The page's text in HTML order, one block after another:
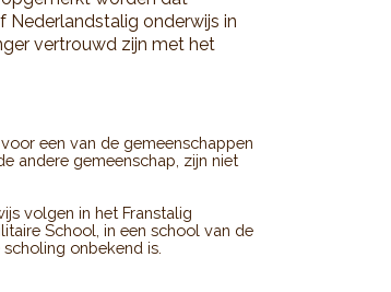
Nederlandstalig onderwijs in
vertrouwd zijn met het
een van de gemeenschappen
andere gemeenschap, zijn niet
volgen in het Franstalig
School, in een school van de
onbekend is.